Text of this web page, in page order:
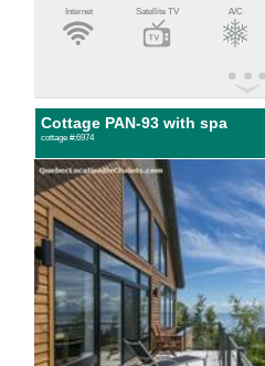
Internet Satellite TV A/C
Cottage PAN-93 with spa
cottage #:6974